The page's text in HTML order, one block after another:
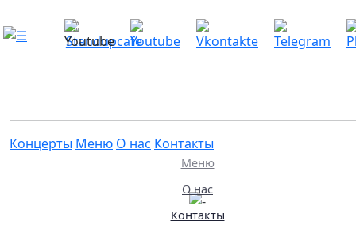
Концерты Меню О нас Контакты
Меню
О нас
Контакты